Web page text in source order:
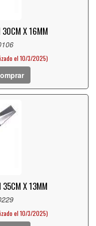
30CM X 16MM
el 10/3/2025)
35CM X 13MM
el 10/3/2025)